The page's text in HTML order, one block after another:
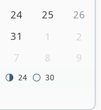
24 25
26
31 1
2
7 8 9
24 30